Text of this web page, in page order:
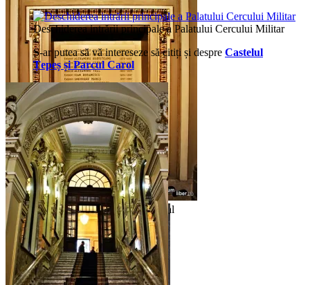
Conducătorii Cercului Militar Național
Deschiderea intrării principale a Palatului Cercului Militar
S-ar putea să vă intereseze să citiți și despre Castelul
Țepeș și Parcul Carol